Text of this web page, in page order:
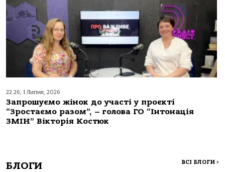
22:26, 1 Липня, 2026
Запрошуємо жінок до участі у проєкті
“Зростаємо разом”, – голова ГО “Інтонація
ЗМІН” Вікторія Костюк
БЛОГИ ВСІ БЛОГИ >